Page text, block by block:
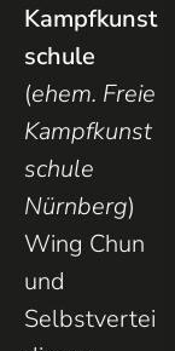
Kampfkunst
schule
(ehem. Freie
Kampfkunst
schule
Nürnberg)
Wing Chun
und
Selbstvertei